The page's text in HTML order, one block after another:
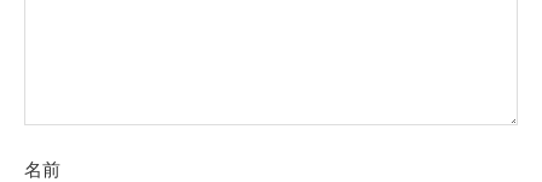
名前